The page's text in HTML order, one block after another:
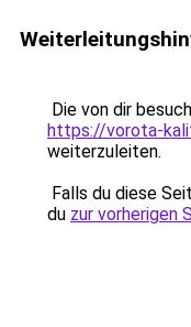
Die von dir
https://vorota-
weiterzuleiten.
Falls du diese
du zur vorherigen